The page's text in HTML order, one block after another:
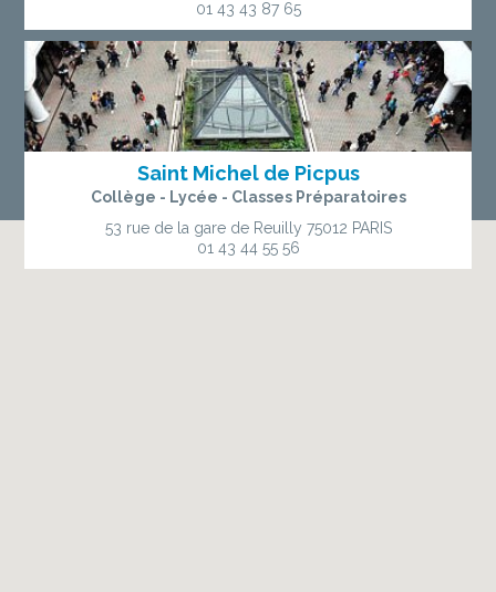
01 43 43 87 65
Saint Michel de Picpus
Collège - Lycée - Classes Préparatoires
53 rue de la gare de Reuilly 75012 PARIS
01 43 44 55 56